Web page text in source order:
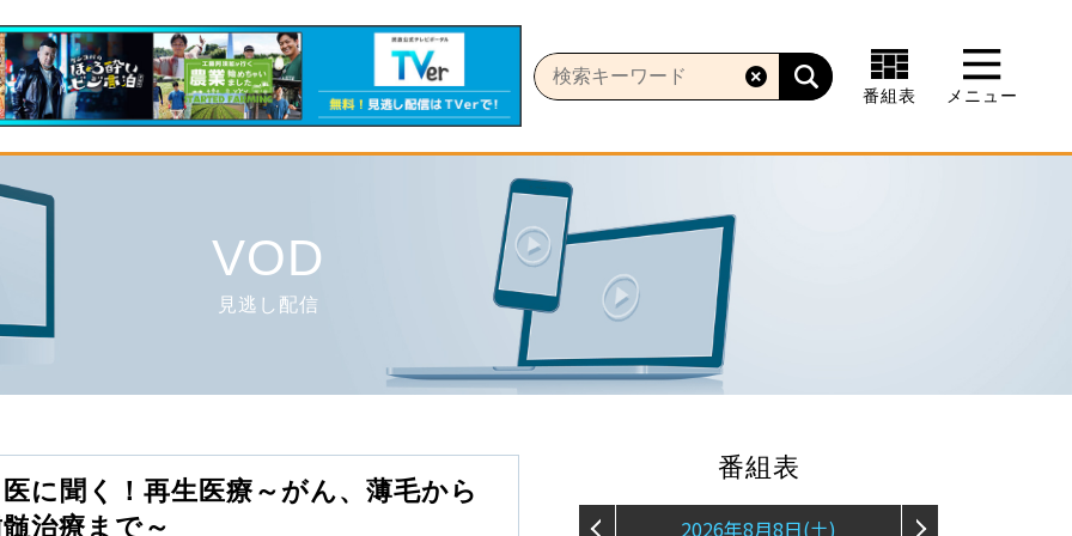
番組表 メニュー
VOD
見逃し配信
に聞く！再生医療～がん、薄毛から
治療まで～
番組表